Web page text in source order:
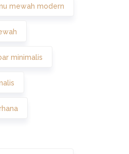
mewah modern
minimalis